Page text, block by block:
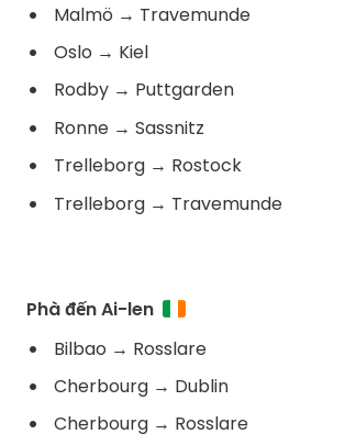
Malmö → Travemunde
Oslo → Kiel
Rodby → Puttgarden
Ronne → Sassnitz
Trelleborg → Rostock
Trelleborg → Travemunde
Phà đến Ai-len
Bilbao → Rosslare
Cherbourg → Dublin
Cherbourg → Rosslare